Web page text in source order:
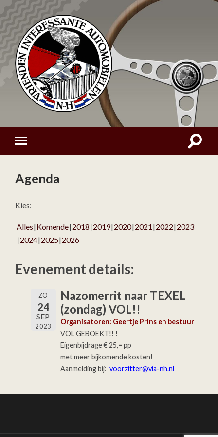
Agenda
Kies:
Alles Komende 2018 2019 2020 2021 2022 2023
2024 2025 2026
Evenement details:
ZO
24
SEP
2023
Nazomerrit naar TEXEL
(zondag) VOL!!
Organisatoren: Geertje Prins en bestuur
VOL GEBOEKT!! !
Eigenbijdrage € 25,= pp
met meer bijkomende kosten!
Aanmelding bij:voorzitter@via-nh.nl